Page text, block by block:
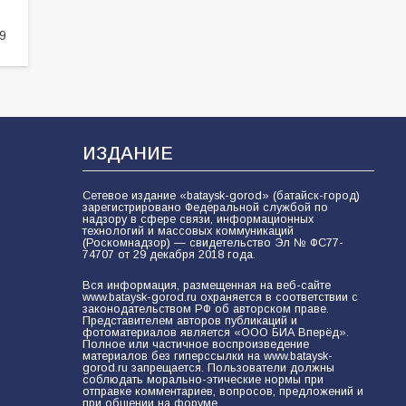
Батайчане вышли в финал
Всероссийского конкурса
«Большая перемена»
62 04.08.2026
ИЗДАНИЕ
Сетевое издание «bataysk-gorod» (батайск-город)
зарегистрировано Федеральной службой по
надзору в сфере связи, информационных
технологий и массовых коммуникаций
(Роскомнадзор) — свидетельство Эл № ФС77-
74707 от 29 декабря 2018 года.
Вся информация, размещенная на веб-сайте
www.bataysk-gorod.ru охраняется в соответствии с
законодательством РФ об авторском праве.
Представителем авторов публикаций и
фотоматериалов является «ООО БИА Вперёд».
Полное или частичное воспроизведение
материалов без гиперссылки на www.bataysk-
gorod.ru запрещается. Пользователи должны
соблюдать морально-этические нормы при
отправке комментариев, вопросов, предложений и
при общении на форуме.